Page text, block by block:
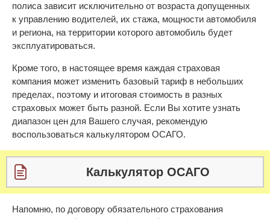
полиса зависит исключительно от возраста допущенных
к управлению водителей, их стажа, мощности автомобиля
и региона, на территории которого автомобиль будет
эксплуатироваться.
Кроме того, в настоящее время каждая страховая
компания может изменить базовый тариф в небольших
пределах, поэтому и итоговая стоимость в разных
страховых может быть разной. Если Вы хотите узнать
диапазон цен для Вашего случая, рекомендую
воспользоваться калькулятором ОСАГО.
Калькулятор ОСАГО
Напомню, по договору обязательного страхования